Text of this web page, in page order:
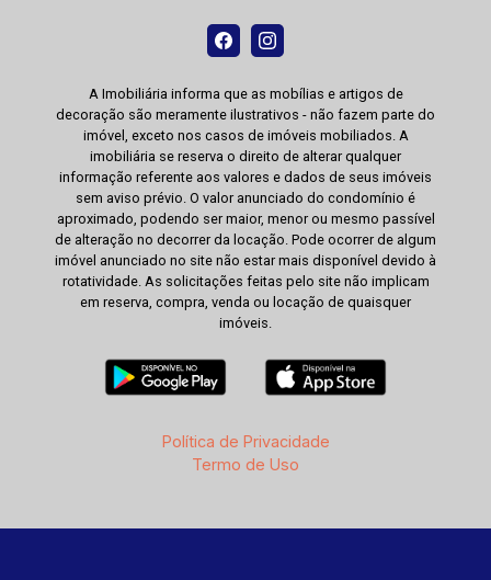
A Imobiliária informa que as mobílias e artigos de
decoração são meramente ilustrativos - não fazem parte do
imóvel, exceto nos casos de imóveis mobiliados. A
imobiliária se reserva o direito de alterar qualquer
informação referente aos valores e dados de seus imóveis
sem aviso prévio. O valor anunciado do condomínio é
aproximado, podendo ser maior, menor ou mesmo passível
de alteração no decorrer da locação. Pode ocorrer de algum
imóvel anunciado no site não estar mais disponível devido à
rotatividade. As solicitações feitas pelo site não implicam
em reserva, compra, venda ou locação de quaisquer
imóveis.
Política de Privacidade
Termo de Uso